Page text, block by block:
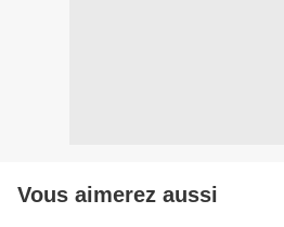
Vous aimerez aussi